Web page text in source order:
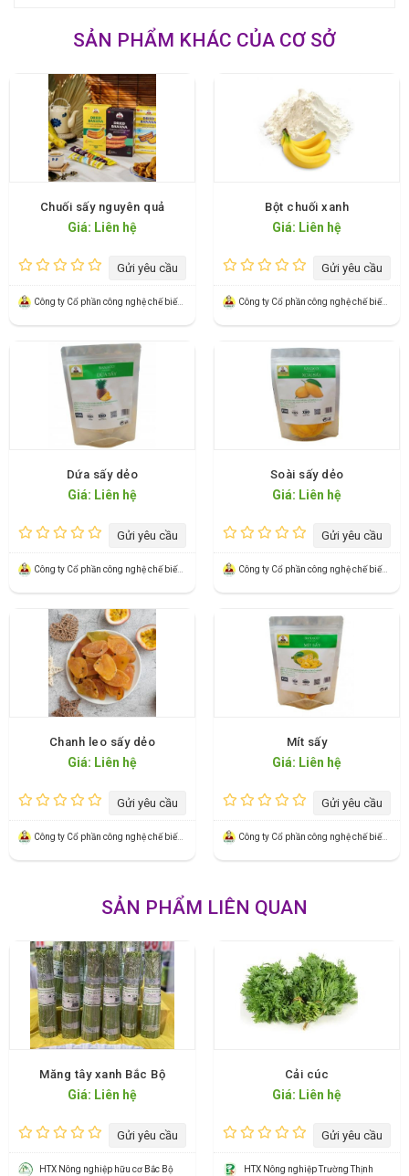
SẢN PHẨM KHÁC CỦA CƠ SỞ
Chuối sấy nguyên quả
Giá: Liên hệ
Gửi yêu cầu
Công ty Cổ phần công nghệ chế biến xuất khẩu Banaco
Bột chuối xanh
Giá: Liên hệ
Gửi yêu cầu
Công ty Cổ phần công nghệ chế biến xuất khẩu Banaco
Dứa sấy dẻo
Giá: Liên hệ
Gửi yêu cầu
Công ty Cổ phần công nghệ chế biến xuất khẩu Banaco
Soài sấy dẻo
Giá: Liên hệ
Gửi yêu cầu
Công ty Cổ phần công nghệ chế biến xuất khẩu Banaco
Chanh leo sấy dẻo
Giá: Liên hệ
Gửi yêu cầu
Công ty Cổ phần công nghệ chế biến xuất khẩu Banaco
Mít sấy
Giá: Liên hệ
Gửi yêu cầu
Công ty Cổ phần công nghệ chế biến xuất khẩu Banaco
SẢN PHẨM LIÊN QUAN
Măng tây xanh Bắc Bộ
Giá: Liên hệ
Gửi yêu cầu
HTX Nông nghiệp hữu cơ Bắc Bộ
Cải cúc
Giá: Liên hệ
Gửi yêu cầu
HTX Nông nghiệp Trường Thịnh